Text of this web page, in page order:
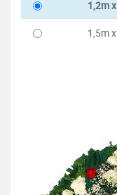
1,2m
1,5m